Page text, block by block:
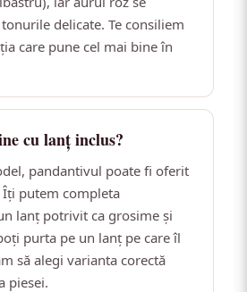
delicate. Te consiliem
care pune cel mai bine în
cu lanț inclus?
pandantivul poate fi oferit
Îți putem completa
lanț potrivit ca grosime și
purta pe un lanț pe care îl
să alegi varianta corectă
piesei.